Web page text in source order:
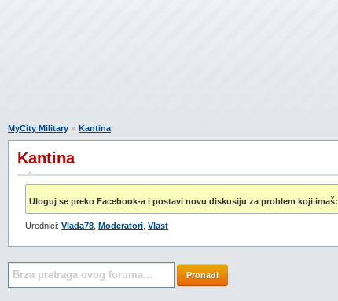
MyCity Military » Kantina
Kantina
Uloguj se preko Facebook-a i postavi novu diskusiju za problem koji imaš:
Urednici: Vlada78 Moderatori Vlast
Pronađi